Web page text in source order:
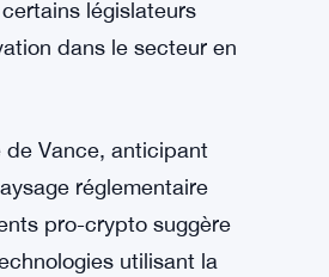
sur la meilleure
des
régulation des
au Congrès. Sa
législateurs